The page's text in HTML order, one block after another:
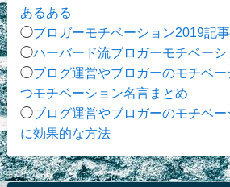
あるある
◯ブロガーモチベーション2019記事
◯ハーバード流ブロガーモチベー
◯ブログ運営やブロガーのモチベ
つモチベーション名言まとめ
◯ブログ運営やブロガーのモチベ
に効果的な方法